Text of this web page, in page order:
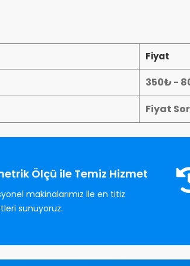
Fiyat
350₺ -
Fiyat
Ölçü ile Temiz Hizmet
makinalarımız ile en titiz
sunuyoruz.